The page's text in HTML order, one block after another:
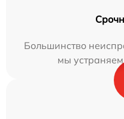
Большинство
мы